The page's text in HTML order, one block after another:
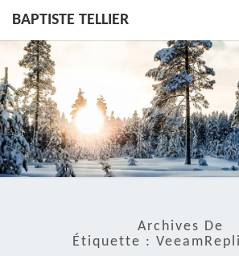
BAPTISTE TELLIER
Archives De
Étiquette :